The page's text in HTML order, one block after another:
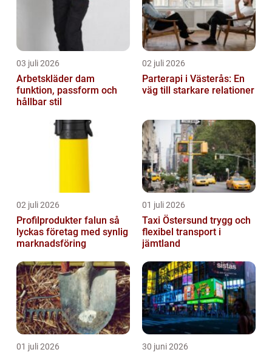
03 juli 2026
Arbetskläder dam
funktion, passform och
hållbar stil
02 juli 2026
Parterapi i Västerås: En
väg till starkare relationer
02 juli 2026
Profilprodukter falun så
lyckas företag med synlig
marknadsföring
01 juli 2026
Taxi Östersund trygg och
flexibel transport i
jämtland
01 juli 2026 30 juni 2026